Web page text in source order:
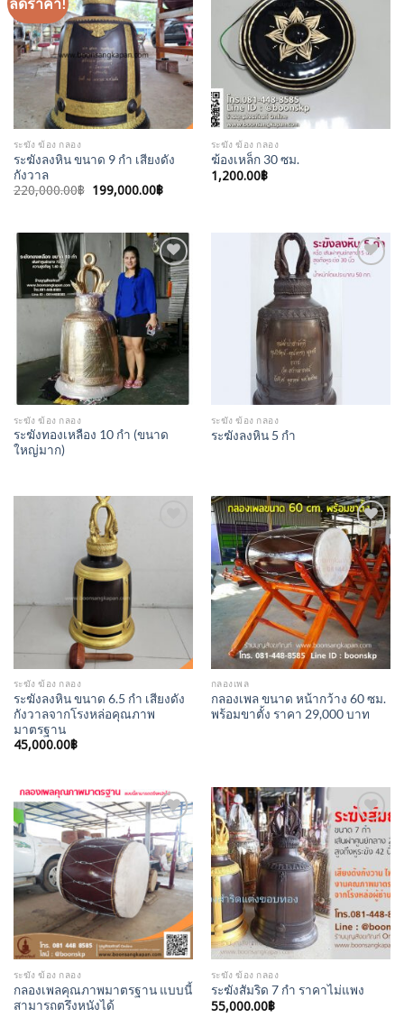
Wishlist
ระฆัง ฆ้อง กลอง
ระฆังลงหิน ขนาด 9 กำ เสียงดัง
กังวาล
220,000.00฿ Original
price
199,000.00฿Current
Wishlist
ระฆัง ฆ้อง กลอง
ฆ้องเหล็ก 30 ซม.
1,200.00฿
Add to
Wishlist
ระฆัง ฆ้อง กลอง
ระฆังทองเหลือง 10 กำ (ขนาด
ใหญ่มาก)
Add to
ระฆัง ฆ้อง กลอง
ระฆังลงหิน 5 กำ
ระฆัง ฆ้อง กลอง
ระฆังลงหิน ขนาด 6.5 กำ เสียงดัง
กังวาลจากโรงหล่อคุณภาพ
มาตรฐาน
45,000.00฿
Add to
Wishlist
กลองเพล
กลองเพล ขนาด หน้ากว้าง 60 ซม.
พร้อมขาตั้ง ราคา 29,000 บาท
Add to
Wishlist
ระฆัง ฆ้อง กลอง
กลองเพลคุณภาพมาตรฐาน แบบนี้
สามารถตรึงหนังได้
Add to
Wishlist
ระฆัง ฆ้อง กลอง
ระฆังสัมริด 7 กำ ราคาไม่แพง
55,000.00฿